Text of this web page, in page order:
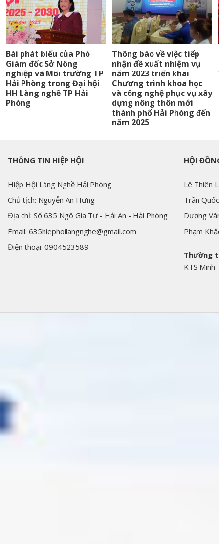
Bài phát biểu của Phó
Giám đốc Sở Nông
nghiệp và Môi trường TP
Hải Phòng trong Đại hội
HH Làng nghề TP Hải
Phòng
Thông báo về việc tiếp
nhận đề xuất nhiệm vụ
năm 2023 triển khai
Chương trình khoa học
và công nghệ phục vụ xây
dựng nông thôn mới
thành phố Hải Phòng đến
năm 2025
THÔNG TIN HIỆP HỘI
Hiệp Hội Làng Nghề Hải Phòng
Chủ tịch: Nguyễn An Hưng
Địa chỉ: Số 635 Ngô Gia Tự - Hải An - Hải Phòng
Email: 635hiephoilangnghe@gmail.com
Điện thoại: 0904523589
HỘI
Lê Thiên
Trần
Dương
Phạm
Thường
KTS Minh